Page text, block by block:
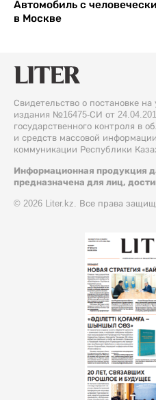
Автомобиль с
в Москве
Свидетельство о постановке на
издания №16475-СИ от
государственного контроля в
и средств массовой
коммуникации Республики
Информационная продукция
предназначена для лиц,
© 2026 Liter.kz. Все права